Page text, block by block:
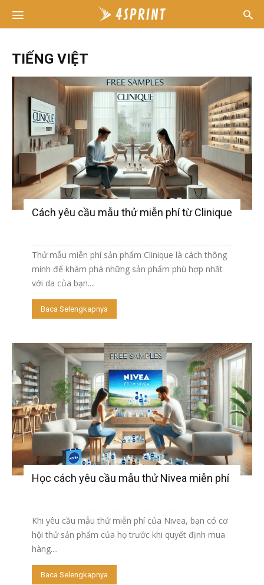
TIẾNG VIỆT
Cách yêu cầu mẫu thử miễn phí từ Clinique
Thử mẫu miễn phí sản phẩm Clinique là cách thông
minh để khám phá những sản phẩm phù hợp nhất
với da của bạn....
Baca Selengkapnya
Học cách yêu cầu mẫu thử Nivea miễn phí
Khi yêu cầu mẫu thử miễn phí của Nivea, bạn có cơ
hội thử sản phẩm của họ trước khi quyết định mua
hàng....
Baca Selengkapnya